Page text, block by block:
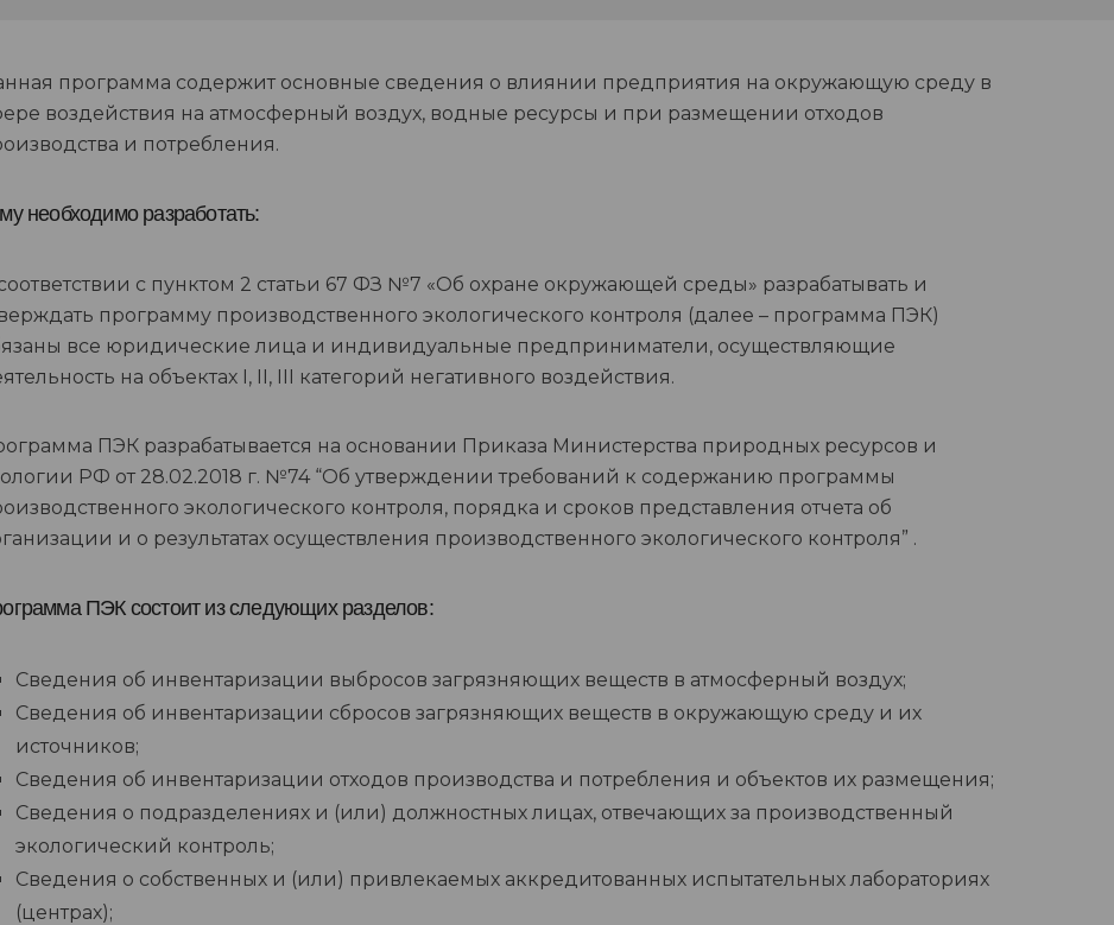
программа содержит основные сведения о влиянии предприятия на окружающую среду в
воздействия на атмосферный воздух, водные ресурсы и при размещении отходов
и потребления.
необходимо разработать:
с пунктом 2 статьи 67 ФЗ №7 «Об охране окружающей среды» разрабатывать и
программу производственного экологического контроля (далее – программа ПЭК)
все юридические лица и индивидуальные предприниматели, осуществляющие
на объектах I, II, III категорий негативного воздействия.
ПЭК разрабатывается на основании Приказа Министерства природных ресурсов и
РФ от 28.02.2018 г. №74 “Об утверждении требований к содержанию программы
экологического контроля, порядка и сроков представления отчета об
и о результатах осуществления производственного экологического контроля” .
ПЭК состоит из следующих разделов:
Сведения об инвентаризации выбросов загрязняющих веществ в атмосферный воздух;
Сведения об инвентаризации сбросов загрязняющих веществ в окружающую среду и их
источников;
Сведения об инвентаризации отходов производства и потребления и объектов их размещения;
Сведения о подразделениях и (или) должностных лицах, отвечающих за производственный
экологический контроль;
Сведения о собственных и (или) привлекаемых аккредитованных испытательных лабораториях
(центрах);